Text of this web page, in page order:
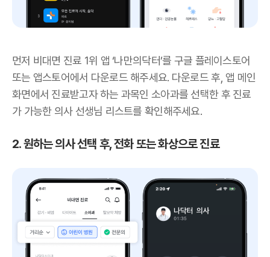
먼저 비대면 진료 1위 앱 ‘나만의닥터’를 구글 플레이스토어
또는 앱스토어에서 다운로드 해주세요. 다운로드 후, 앱 메인
화면에서 진료받고자 하는 과목인 소아과를 선택한 후 진료
가 가능한 의사 선생님 리스트를 확인해주세요.
2. 원하는 의사 선택 후, 전화 또는 화상으로 진료